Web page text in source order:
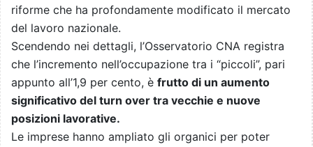
riforme che ha profondamente modificato il mercato
del lavoro nazionale.
Scendendo nei dettagli, l’Osservatorio CNA registra
che l’incremento nell’occupazione tra i “piccoli”, pari
appunto all’1,9 per cento, è frutto di un aumento
significativo del turn over tra vecchie e nuove
posizioni lavorative.
Le imprese hanno ampliato gli organici per poter